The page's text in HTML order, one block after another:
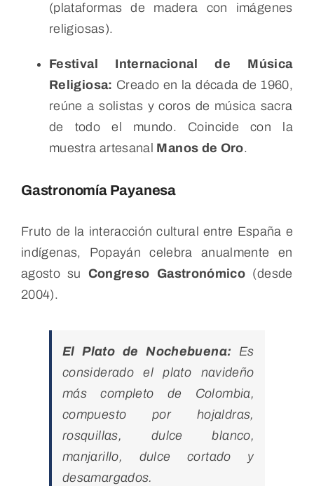
(plataformas de madera con imágenes
religiosas).
Festival Internacional de Música
Religiosa: Creado en la década de 1960,
reúne a solistas y coros de música sacra
de todo el mundo. Coincide con la
muestra artesanal Manos de Oro.
Gastronomía Payanesa
Fruto de la interacción cultural entre España e
indígenas, Popayán celebra anualmente en
agosto su Congreso Gastronómico (desde
2004).
El Plato de Nochebuena: Es
considerado el plato navideño
más completo de Colombia,
compuesto por hojaldras,
rosquillas, dulce blanco,
manjarillo, dulce cortado y
desamargados.